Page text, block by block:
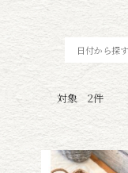
対象 2件